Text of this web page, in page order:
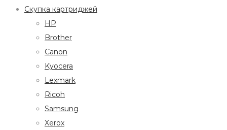
Скупка картриджей
HP
Brother
Canon
Kyocera
Lexmark
Ricoh
Samsung
Xerox